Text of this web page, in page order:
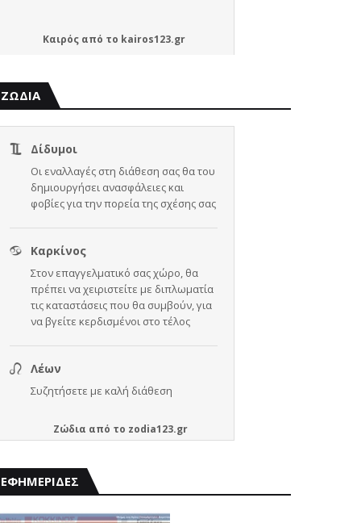
Καιρόςαπό το kairos123.gr
ΖΩΔΙΑ
Ζώδια από το zodia123.gr
ΕΦΗΜΕΡΙΔΕΣ